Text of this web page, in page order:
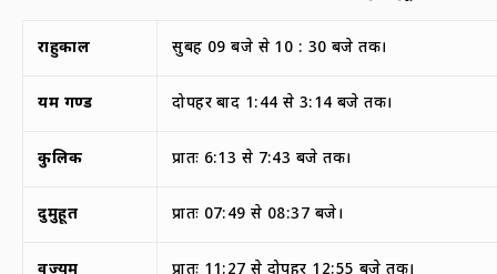
राहुकाल सुबह 09 बजे से 10 : 30 बजे तक।
यम गण्ड दोपहर बाद 1:44 से 3:14 बजे तक।
कुलिक प्रातः 6:13 से 7:43 बजे तक।
दुर्मुहूर्त प्रातः 07:49 से 08:37 बजे।